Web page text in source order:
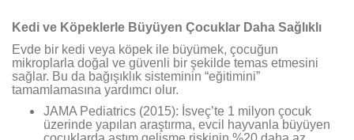
Kedi ve Köpeklerle Büyüyen Çocuklar Daha Sağlıklı
Evde bir kedi veya köpek ile büyümek, çocuğun
mikroplarla doğal ve güvenli bir şekilde temas etmesini
sağlar. Bu da bağışıklık sisteminin “eğitimini”
tamamlamasına yardımcı olur.
JAMA Pediatrics (2015): İsveç’te 1 milyon çocuk
üzerinde yapılan araştırma, evcil hayvanla büyüyen